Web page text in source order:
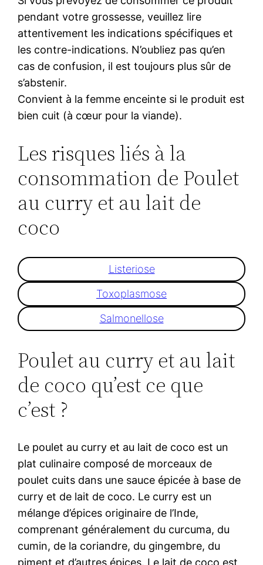
pendant votre grossesse, veuillez lire
attentivement les indications spécifiques et
les contre-indications. N’oubliez pas qu’en
cas de confusion, il est toujours plus sûr de
s’abstenir.
Convient à la femme enceinte si le produit est
bien cuit (à cœur pour la viande).
Les risques liés à la
consommation de Poulet
au curry et au lait de
coco
Listeriose
Toxoplasmose
Salmonellose
Poulet au curry et au lait
de coco qu’est ce que
c’est ?
Le poulet au curry et au lait de coco est un
plat culinaire composé de morceaux de
poulet cuits dans une sauce épicée à base de
curry et de lait de coco. Le curry est un
mélange d’épices originaire de l’Inde,
comprenant généralement du curcuma, du
cumin, de la coriandre, du gingembre, du
piment et d’autres épices. Le lait de coco est